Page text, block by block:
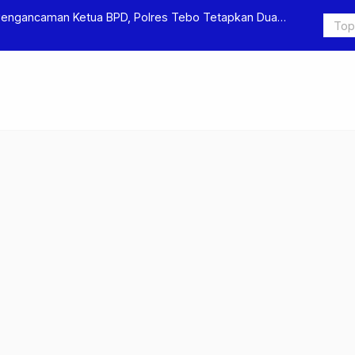
dan Penganiayaan, Dua Pelaku
Terkait
Ditjen